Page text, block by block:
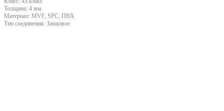
Толщина: 4 мм
Материал: MVF, SPC, ПВХ
Тип соединения: Замковое